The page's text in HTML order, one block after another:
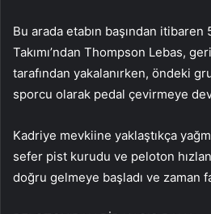
Bu arada etabın başından
Takımı’ndan Thompson Lebas,
tarafından yakalanırken, öndeki
sporcu olarak pedal çevirmeye
Kadriye mevkiine yaklaştıkça
sefer pist kurudu ve peloton
doğru gelmeye başladı ve zaman